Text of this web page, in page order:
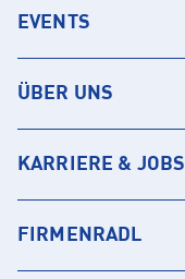
EVENTS
ÜBER UNS
KARRIERE & JOBS
FIRMENRADL